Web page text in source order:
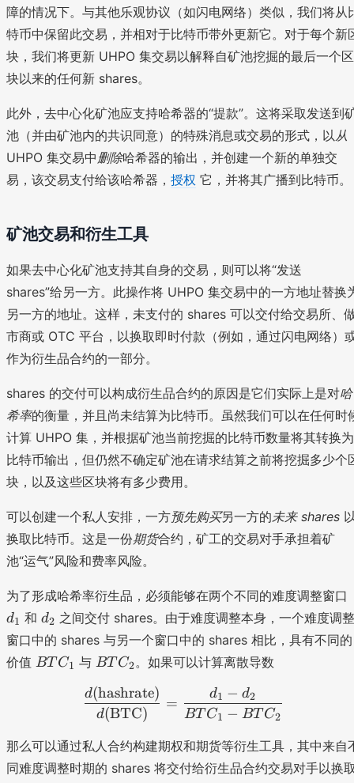
障的情况下。与其他乐观协议（如闪电网络）类似，我们将从
特币中保留此交易，并相对于比特币带外更新它。对于每个新
块，我们将更新 UHPO 集交易以解释自矿池挖掘的最后一个区
块以来的任何新 shares。
此外，去中心化矿池应支持哈希器的“提款”。这将采取发送到
池（并由矿池内的共识同意）的特殊消息或交易的形式，以 从
UHPO 集交易中 删除哈希器的输出，并创建一个新的单独交
易，该交易支付给该哈希器， 授权 它，并将其广播到比特币。
矿池交易和衍生工具
如果去中心化矿池支持其自身的交易，则可以将“发送
shares”给另一方。此操作将 UHPO 集交易中的一方地址替换
另一方的地址。这样，未支付的 shares 可以交付给交易所、
市商或 OTC 平台，以换取即时付款（例如，通过闪电网络）
作为衍生品合约的一部分。
shares 的交付可以构成衍生品合约的原因是它们实际上是对哈
希率的衡量，并且尚未结算为比特币。虽然我们可以在任何时
计算 UHPO 集，并根据矿池当前挖掘的比特币数量将其转换为
比特币输出，但仍然不确定矿池在请求结算之前将挖掘多少个
块，以及这些区块将有多少费用。
可以创建一个私人安排，一方预先购买另一方的未来 shares
换取比特币。这是一份期货合约，矿工的交易对手承担着矿
池“运气”风险和费率风险。
为了形成哈希率衍生品，必须能够在两个不同的难度调整窗口
d1 和 d
_
2
d2 之间交付 shares。由于难度调整本身，一个难度调整
窗口中的 shares 与另一个窗口中的 shares 相比，具有不同的
价值 B
BT C1 与 B
C
_
BTC2 。如果可以计算离散导数
\frac{d({\rm
d(BTC)
d(hashrate)
=
BT C1 − BTC2
d1 − d2
那么可以通过私人合约构建期权和期货等衍生工具，其中来自
同难度调整时期的 shares 将交付给衍生品合约交易对手以换